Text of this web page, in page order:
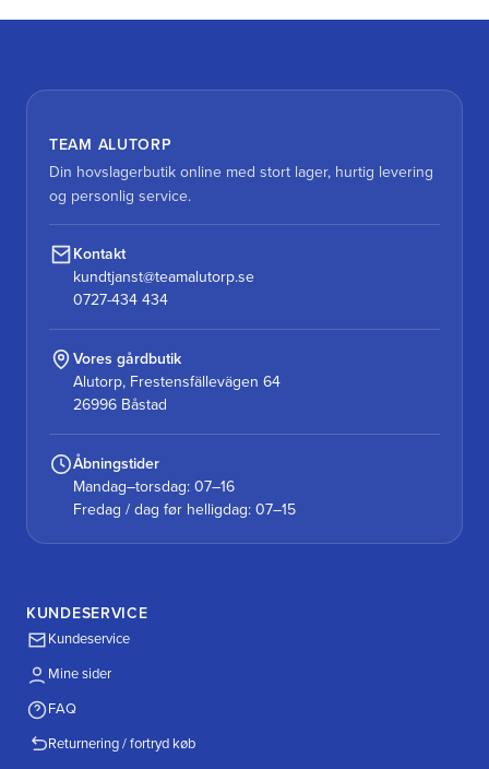
TEAM ALUTORP
Din hovslagerbutik online med stort lager, hurtig levering
og personlig service.
Kontakt
kundtjanst@teamalutorp.se
0727-434 434
Vores gårdbutik
Alutorp, Frestensfällevägen 64
26996 Båstad
Åbningstider
Mandag–torsdag: 07–16
Fredag / dag før helligdag: 07–15
KUNDESERVICE
Kundeservice
Mine sider
FAQ
Returnering / fortryd køb